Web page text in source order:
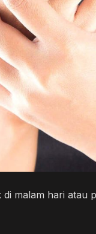
malam hari atau